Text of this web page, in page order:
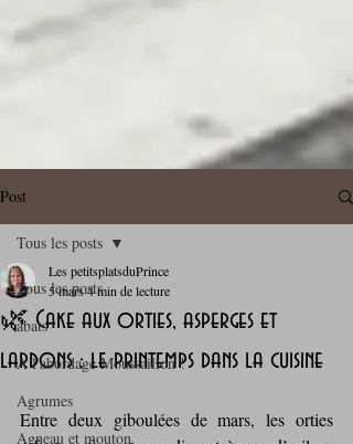
Post
Tous les posts
abats
A l'abordage Moussaillon !
Agrumes
Agneau et mouton
Tous les posts
🌿 Cake aux orties, asperges et
lardons : le printemps dans la cuisine
Les petitsplatsduPrince
5 mars4 min de lecture
Entre deux giboulées de mars, les orties